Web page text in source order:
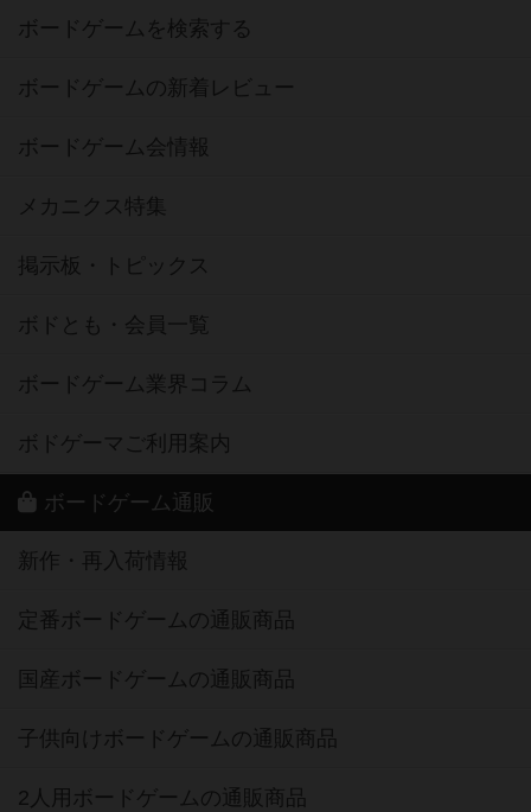
ボードゲームを検索する
ボードゲームの新着レビュー
ボードゲーム会情報
メカニクス特集
掲示板・トピックス
ボドとも・会員一覧
ボードゲーム業界コラム
ボドゲーマご利用案内
ボードゲーム通販
新作・再入荷情報
定番ボードゲームの通販商品
国産ボードゲームの通販商品
子供向けボードゲームの通販商品
2人用ボードゲームの通販商品